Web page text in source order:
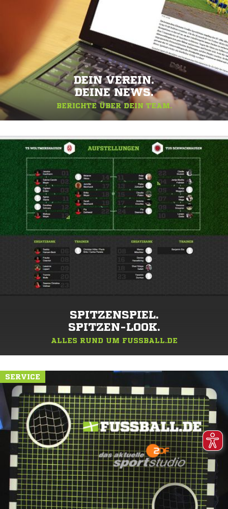
DEIN VEREIN.
DEINE NEWS.
BERICHTE ÜBER DEIN TEAM.
SPITZENSPIEL.
SPITZEN-LOOK.
ALLES RUND UM FUSSBALL.DE
SERVICE